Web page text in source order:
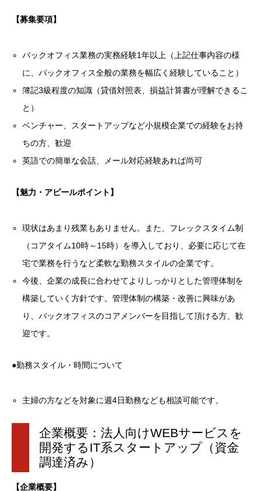
【募集要項】
バックオフィス業務の実務経験1年以上（上記仕事内容の様
に、バックオフィス全般の業務を幅広く経験していること）
簿記3級程度の知識（貸借対照表、損益計算書が理解できるこ
と）
ベンチャー、スタートアップなど小規模企業での経験をお持
ちの方、歓迎
英語での簡単な会話、メール対応経験あれば尚可
【魅力・アピールポイント】
現状はあまり残業もありません。また、フレックスタイム制
（コアタイム10時～15時）を導入しており、必要に応じて在
宅で業務を行うなど柔軟な勤務スタイルの企業です。
今後、企業の成長に合わせてよりしっかりとした管理体制を
構築していく方針です。管理体制の構築・改善に興味があ
り、バックオフィスのコアメンバーを目指して頂ける方、歓
迎です。
●勤務スタイル・時間について
主婦の方などを対象に週4日勤務なども相談可能です。
企業概要：法人向けWEBサービスを
開発するIT系スタートアップ（資金
調達済み）
【企業概要】